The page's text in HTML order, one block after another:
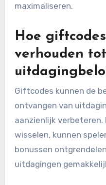
maximaliseren.
Hoe
verhouden tot
Giftcodes kunnen de
ontvangen van
aanzienlijk verbeteren.
wisselen, kunnen
bonussen
uitdagingen